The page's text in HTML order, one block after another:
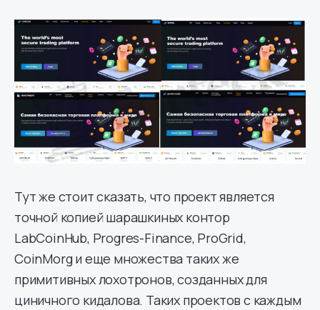
Тут же стоит сказать, что проект является
точной копией шарашкиных контор
LabCoinHub, Progres-Finance, ProGrid,
CoinMorg и еще множества таких же
примитивных лохотронов, созданных для
циничного кидалова. Таких проектов с каждым